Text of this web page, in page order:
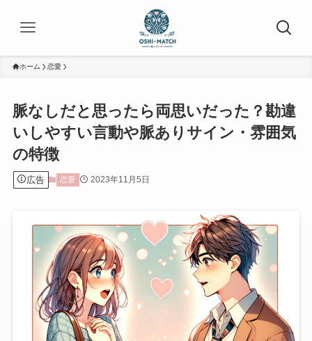
ホーム 恋愛
脈なしだと思ったら両思いだった？勘違
いしやすい言動や脈ありサイン・雰囲気
の特徴
広告 恋愛 2023年11月5日